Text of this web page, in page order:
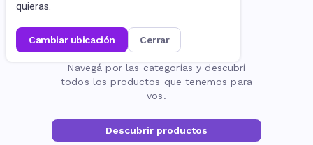
quieras.
cambiar ubicación cerrar
La página no existe
Navegá por las categorías y descubrí
todos los productos que tenemos para
vos.
Descubrir productos